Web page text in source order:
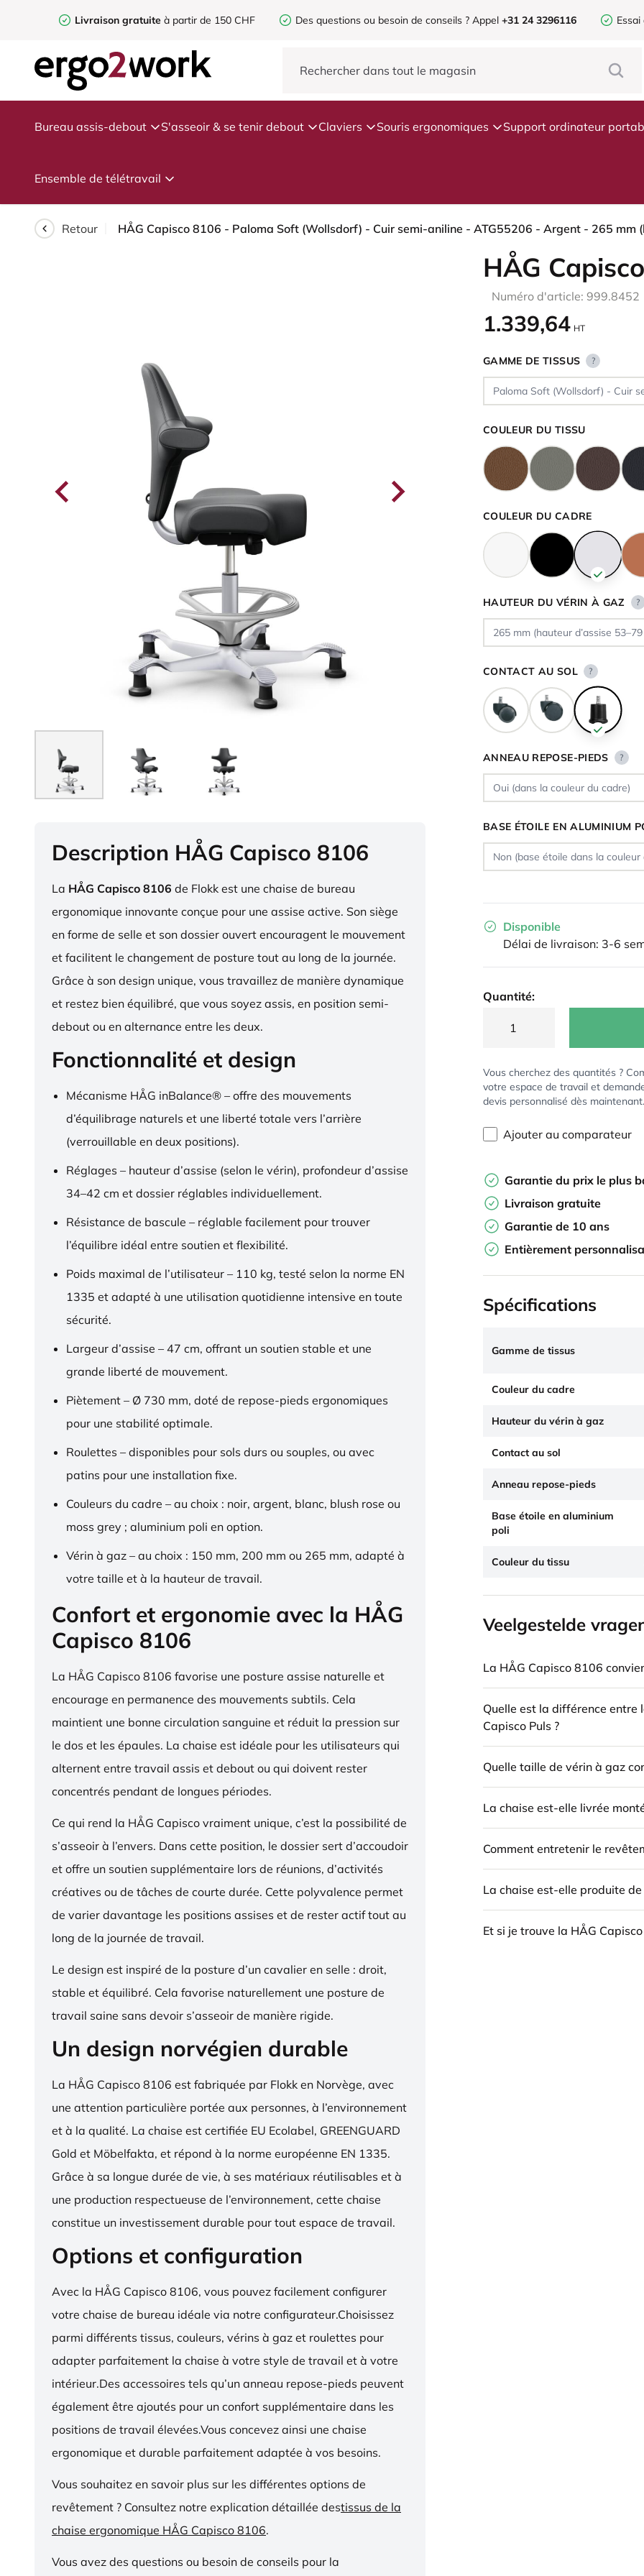
Livraison gratuite à partir de 150 CHF Des questions ou besoin de conseils ? Appel +31 24 3296116 Essai
Bureau assis-debout S'asseoir & se tenir debout Claviers Souris ergonomiques Support ordinateur
Ensemble de télétravail
Retour HÅG Capisco 8106 - Paloma Soft (Wollsdorf) - Cuir semi-aniline - ATG55206 - Argent - 265 mm
Description HÅG Capisco 8106
La HÅG Capisco 8106 de Flokk est une chaise de bureau
ergonomique innovante conçue pour une assise active. Son siège
en forme de selle et son dossier ouvert encouragent le mouvement
et facilitent le changement de posture tout au long de la journée.
Grâce à son design unique, vous travaillez de manière dynamique
et restez bien équilibré, que vous soyez assis, en position semi-
debout ou en alternance entre les deux.
Fonctionnalité et design
Mécanisme HÅG inBalance® – offre des mouvements
d’équilibrage naturels et une liberté totale vers l’arrière
(verrouillable en deux positions).
Réglages – hauteur d’assise (selon le vérin), profondeur d’assise
34–42 cm et dossier réglables individuellement.
Résistance de bascule – réglable facilement pour trouver
l’équilibre idéal entre soutien et flexibilité.
Poids maximal de l’utilisateur – 110 kg, testé selon la norme EN
1335 et adapté à une utilisation quotidienne intensive en toute
sécurité.
Largeur d’assise – 47 cm, offrant un soutien stable et une
grande liberté de mouvement.
Piètement – Ø 730 mm, doté de repose-pieds ergonomiques
pour une stabilité optimale.
Roulettes – disponibles pour sols durs ou souples, ou avec
patins pour une installation fixe.
Couleurs du cadre – au choix : noir, argent, blanc, blush rose ou
moss grey ; aluminium poli en option.
Vérin à gaz – au choix : 150 mm, 200 mm ou 265 mm, adapté à
votre taille et à la hauteur de travail.
Confort et ergonomie avec la HÅG
Capisco 8106
La HÅG Capisco 8106 favorise une posture assise naturelle et
encourage en permanence des mouvements subtils. Cela
maintient une bonne circulation sanguine et réduit la pression sur
le dos et les épaules. La chaise est idéale pour les utilisateurs qui
alternent entre travail assis et debout ou qui doivent rester
concentrés pendant de longues périodes.
Ce qui rend la HÅG Capisco vraiment unique, c’est la possibilité de
s’asseoir à l’envers. Dans cette position, le dossier sert d’accoudoir
et offre un soutien supplémentaire lors de réunions, d’activités
créatives ou de tâches de courte durée. Cette polyvalence permet
de varier davantage les positions assises et de rester actif tout au
long de la journée de travail.
Le design est inspiré de la posture d’un cavalier en selle : droit,
stable et équilibré. Cela favorise naturellement une posture de
travail saine sans devoir s’asseoir de manière rigide.
Un design norvégien durable
La HÅG Capisco 8106 est fabriquée par Flokk en Norvège, avec
une attention particulière portée aux personnes, à l’environnement
et à la qualité. La chaise est certifiée EU Ecolabel, GREENGUARD
Gold et Möbelfakta, et répond à la norme européenne EN 1335.
Grâce à sa longue durée de vie, à ses matériaux réutilisables et à
une production respectueuse de l’environnement, cette chaise
constitue un investissement durable pour tout espace de travail.
Options et configuration
Avec la HÅG Capisco 8106, vous pouvez facilement configurer
votre chaise de bureau idéale via notre configurateur.Choisissez
parmi différents tissus, couleurs, vérins à gaz et roulettes pour
adapter parfaitement la chaise à votre style de travail et à votre
intérieur.Des accessoires tels qu’un anneau repose-pieds peuvent
également être ajoutés pour un confort supplémentaire dans les
positions de travail élevées.Vous concevez ainsi une chaise
ergonomique et durable parfaitement adaptée à vos besoins.
Vous souhaitez en savoir plus sur les différentes options de
revêtement ? Consultez notre explication détaillée destissus de la
chaise ergonomique HÅG Capisco 8106.
Vous avez des questions ou besoin de conseils pour la
HÅG
Numéro d'article: 999.8452
1.339,64 HT
GAMME DE TISSUS ?
COULEUR DU TISSU
COULEUR DU CADRE
HAUTEUR DU VÉRIN À GAZ ?
CONTACT AU SOL ?
ANNEAU REPOSE-PIEDS ?
BASE ÉTOILE EN ALUMINIUM
Disponible
Délai de livraison: 3-6
Quantité:
Vous cherchez des quantités ?
votre espace de travail et
devis personnalisé dès maintenant.
Ajouter au comparateur
Garantie du prix le plus
Livraison gratuite
Garantie de 10 ans
Entièrement
Spécifications
Gamme de tissus
Couleur du cadre
Hauteur du vérin à gaz
Contact au sol
Anneau repose-pieds
Base étoile en aluminium
poli
Couleur du tissu
Veelgestelde
La HÅG Capisco 8106
Quelle est la différence entre
Capisco Puls ?
Quelle taille de vérin à gaz
La chaise est-elle livrée
Comment entretenir le
La chaise est-elle produite
Et si je trouve la HÅG